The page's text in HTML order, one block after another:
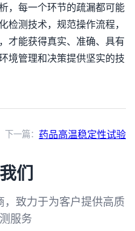
，每一个环节的疏漏都可能
检测技术，规范操作流程，
才能获得真实、准确、具有
境管理和决策提供坚实的技
下一篇： 药品高温稳定性试验
们
，致力于为客户提供高质
服务